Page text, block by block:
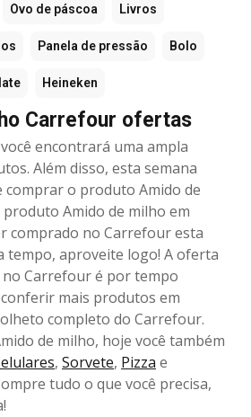
Ovo de páscoa Livros
Panela de pressão Bolo
Heineken
Carrefour ofertas
encontrará uma ampla
Além disso, esta semana
comprar o produto Amido de
Amido de milho em
comprado no Carrefour esta
tempo, aproveite logo! A oferta
Carrefour é por tempo
mais produtos em
completo do Carrefour.
de milho, hoje você também
, Sorvete, Pizza e
tudo o que você precisa,